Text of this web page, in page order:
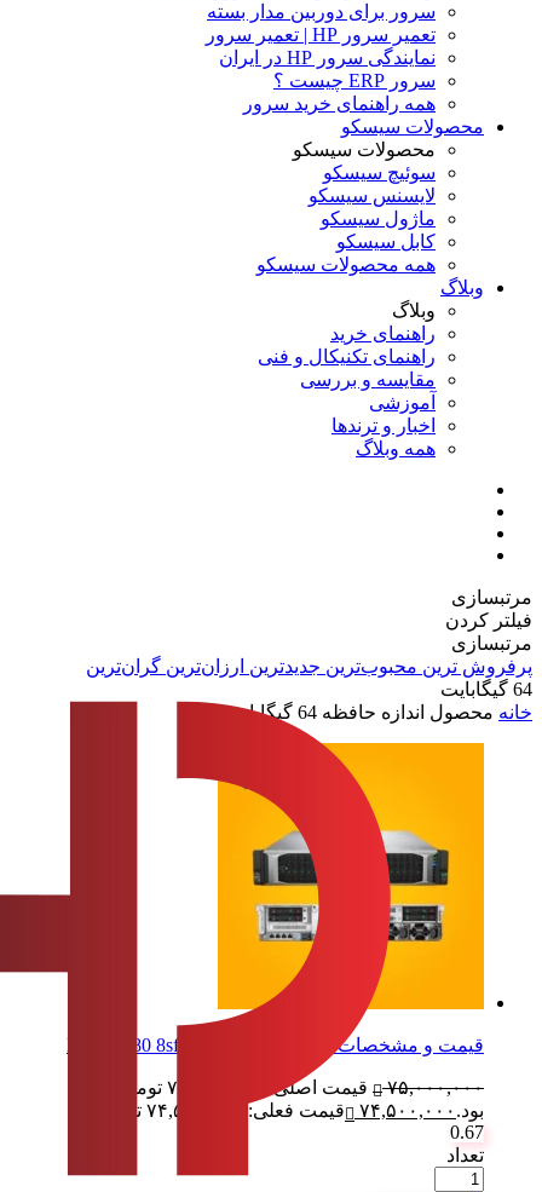
سرور برای دوربین مدار بسته
تعمیر سرور HP | تعمیر سرور
نمایندگی سرور HP در ایران
سرور ERP چیست ؟
همه راهنمای خرید سرور
محصولات سیسکو
محصولات سیسکو
سوئیچ سیسکو
لایسنس سیسکو
ماژول سیسکو
کابل سیسکو
همه محصولات سیسکو
وبلاگ
وبلاگ
راهنمای خرید
راهنمای تکنیکال و فنی
مقایسه و بررسی
آموزشی
اخبار و ترندها
همه وبلاگ
مرتبسازی
فیلتر کردن
مرتبسازی
پرفروش ترین محبوب‌ترین جدیدترین ارزان‌ترین گران‌ترین
64 گیگابایت
خانه محصول اندازه حافظه 64 گیگابایت
قیمت و مشخصات سرور استوک HP DL380 8sff G10
۷۵,۰۰۰,۰۰۰
قیمت اصلی: ۷۵,۰۰۰,۰۰۰ تومان
بود. ۷۴,۵۰۰,۰۰۰
قیمت فعلی: ۷۴,۵۰۰,۰۰۰ تومان.
0.67
تعداد